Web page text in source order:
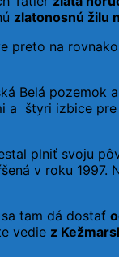
zlatonosnú žilu
preto na
Belá pozemok
a štyri izbice
plniť svoju
v roku 1997.
tam dá dostať
vedie z